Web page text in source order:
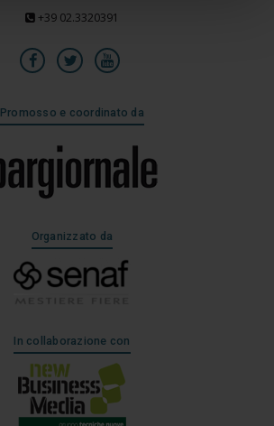
+39 02.3320391
Promosso e coordinato da
Organizzato da
In collaborazione con